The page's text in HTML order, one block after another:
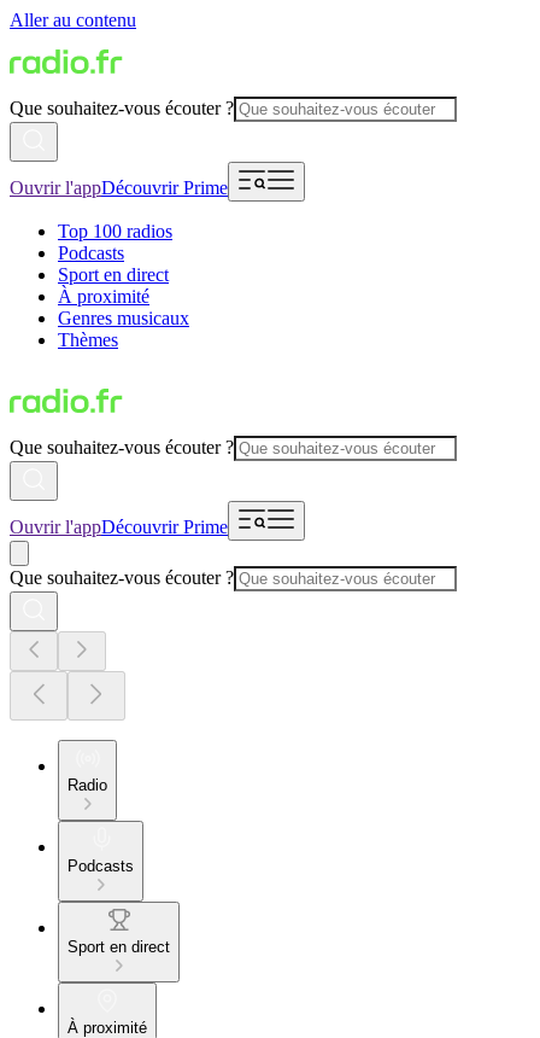
Aller au contenu
Que souhaitez-vous écouter ?
Ouvrir l'appDécouvrir Prime
Top 100 radios
Podcasts
Sport en direct
À proximité
Genres musicaux
Thèmes
Que souhaitez-vous écouter ?
Ouvrir l'appDécouvrir Prime
Que souhaitez-vous écouter ?
Radio
Podcasts
Sport en direct
À proximité